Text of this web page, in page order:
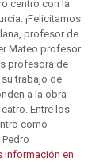
centro con la
¡Felicitamos
profesor de
Mateo profesor
profesora de
trabajo de
a la obra
Entre los
como
información en